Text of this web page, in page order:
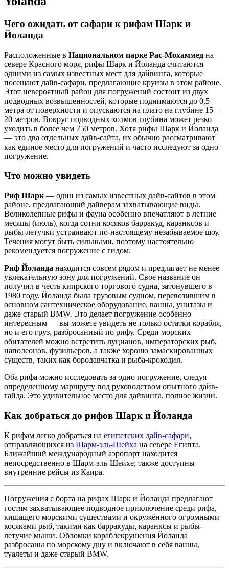
Чего ожидать от сафари к рифам Шарк и
Йоланда
Расположенные в Национальном парке Рас-Мохаммед на
севере Красного моря, рифы Шарк и Йоланда считаются
одними из самых известных мест для дайвинга, которые
посещают дайв-сафари, предлагающие круизы в этом районе.
Этот невероятный район для погружений состоит из двух
подводных возвышенностей, которые поднимаются до 0,5
метра от поверхности и опускаются на плато на глубине 15–
20 метров. Вокруг подводных холмов глубина может резко
уходить в более чем 750 метров. Хотя рифы Шарк и Йоланда
— это два отдельных дайв-сайта, их обычно рассматривают
как единое место для погружений и часто исследуют за одно
погружение.
Что можно увидеть
Риф Шарк — один из самых известных дайв-сайтов в этом
районе, предлагающий дайверам захватывающие виды.
Великолепные рифы и фауна особенно впечатляют в летние
месяцы (июль), когда сотни косяков барракуд, каранксов и
рыбы-летучки устраивают по-настоящему незабываемое шоу.
Течения могут быть сильными, поэтому настоятельно
рекомендуется погружение с гидом.
Риф Йоланда находится совсем рядом и предлагает не менее
увлекательную зону для погружений. Свое название он
получил в честь кипрского торгового судна, затонувшего в
1980 году. Йоланда была грузовым судном, перевозившим в
основном сантехническое оборудование, ванны, унитазы и
даже старый BMW. Это делает погружение особенно
интересным — вы можете увидеть не только остатки корабля,
но и его груз, разбросанный по рифу. Среди морских
обитателей можно встретить луцианов, императорских рыб,
наполеонов, фузильеров, а также хорошо замаскированных
существ, таких как бородавчатка и рыба-крокодил.
Оба рифа можно исследовать за одно погружение, следуя
определенному маршруту под руководством опытного дайв-
гайда. Это удивительное место для дайвинга, полное жизни.
Как добраться до рифов Шарк и Йоланда
К рифам легко добраться на египетских дайв-сафари,
отправляющихся из Шарм-эль-Шейха на севере Египта.
Ближайший международный аэропорт находится
непосредственно в Шарм-эль-Шейхе; также доступны
внутренние рейсы из Каира.
Погружения с борта на рифах Шарк и Йоланда предлагают
гостям захватывающее подводное приключение среди рифа,
кишащего морскими существами и окружённого огромными
косяками рыб, такими как барракуды, каранксы и рыбы-
летучие мыши. Обломки кораблекрушения Йоланда
разбросаны по морскому дну и включают в себя ванны,
туалеты и даже старый BMW.